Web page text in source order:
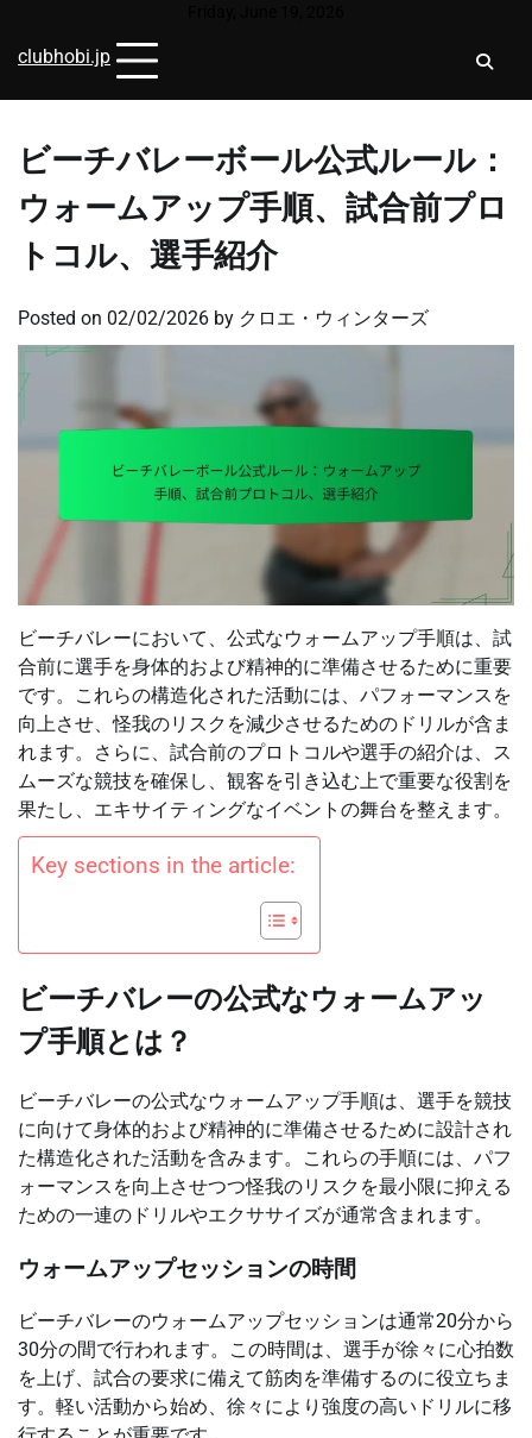
content
clubhobi.jp
ビーチバレーボール公式ルール：
ウォームアップ手順、試合前プロ
トコル、選手紹介
Posted on 02/02/2026 by クロエ・ウィンターズ
ビーチバレーにおいて、公式なウォームアップ手順は、試
合前に選手を身体的および精神的に準備させるために重要
です。これらの構造化された活動には、パフォーマンスを
向上させ、怪我のリスクを減少させるためのドリルが含ま
れます。さらに、試合前のプロトコルや選手の紹介は、ス
ムーズな競技を確保し、観客を引き込む上で重要な役割を
果たし、エキサイティングなイベントの舞台を整えます。
Key sections in the article:
ビーチバレーの公式なウォームアッ
プ手順とは？
ビーチバレーの公式なウォームアップ手順は、選手を競技
に向けて身体的および精神的に準備させるために設計され
た構造化された活動を含みます。これらの手順には、パフ
ォーマンスを向上させつつ怪我のリスクを最小限に抑える
ための一連のドリルやエクササイズが通常含まれます。
ウォームアップセッションの時間
ビーチバレーのウォームアップセッションは通常20分から
30分の間で行われます。この時間は、選手が徐々に心拍数
を上げ、試合の要求に備えて筋肉を準備するのに役立ちま
す。軽い活動から始め、徐々により強度の高いドリルに移